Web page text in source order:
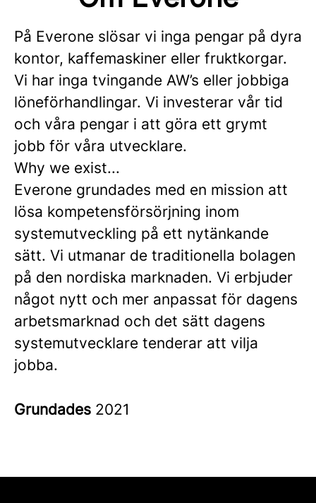
På Everone slösar vi inga pengar på dyra
kontor, kaffemaskiner eller fruktkorgar.
Vi har inga tvingande AW’s eller jobbiga
löneförhandlingar. Vi investerar vår tid
och våra pengar i att göra ett grymt
jobb för våra utvecklare.
Why we exist...
Everone grundades med en mission att
lösa kompetensförsörjning inom
systemutveckling på ett nytänkande
sätt. Vi utmanar de traditionella bolagen
på den nordiska marknaden. Vi erbjuder
något nytt och mer anpassat för dagens
arbetsmarknad och det sätt dagens
systemutvecklare tenderar att vilja
jobba.
Grundades 2021